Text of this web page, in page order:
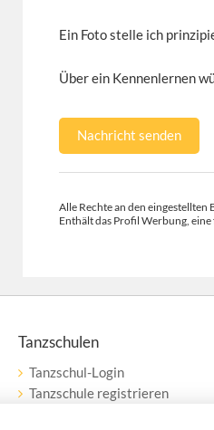
Ein Foto stelle ich
Über ein Kennenlernen
Nachricht senden
Alle Rechte an den
Enthält das Profil Werbung,
Tanzschulen
Tanzschul-Login
Tanzschule registrieren